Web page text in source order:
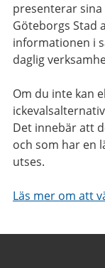
presenterar
Göteborgs Stad
informationen i
daglig
Om du inte kan
Det innebär att
och som har en
utses.
Läs mer om att